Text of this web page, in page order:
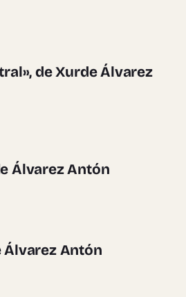
de Xurde Álvarez
Álvarez Antón
Álvarez Antón